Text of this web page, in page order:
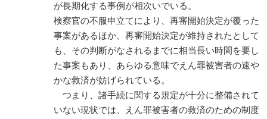
が長期化する事例が相次いでいる。
検察官の不服申立てにより、再審開始決定が覆った
事案があるほか、再審開始決定が維持されたとして
も、その判断がなされるまでに相当長い時間を要し
た事案もあり、あらゆる意味でえん罪被害者の速や
かな救済が妨げられている。
つまり、諸手続に関する規定が十分に整備されて
いない現状では、えん罪被害者の救済のための制度